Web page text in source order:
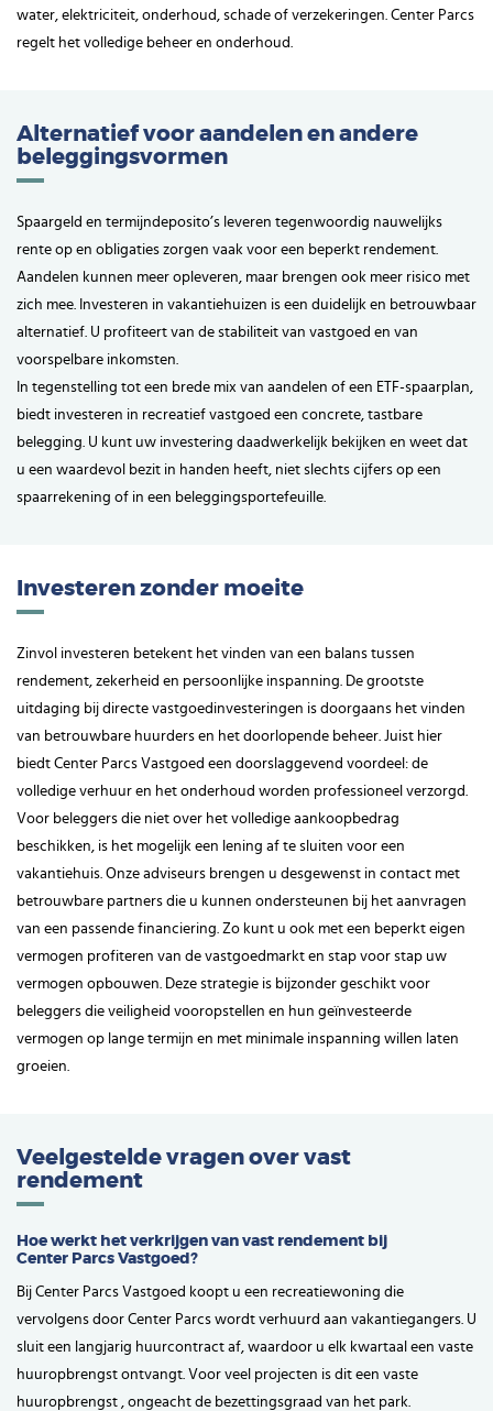
water, elektriciteit, onderhoud, schade of verzekeringen. Center Parcs
regelt het volledige beheer en onderhoud.
Alternatief voor aandelen en andere
beleggingsvormen
Spaargeld en termijndeposito’s leveren tegenwoordig nauwelijks
rente op en obligaties zorgen vaak voor een beperkt rendement.
Aandelen kunnen meer opleveren, maar brengen ook meer risico met
zich mee. Investeren in vakantiehuizen is een duidelijk en betrouwbaar
alternatief. U profiteert van de stabiliteit van vastgoed en van
voorspelbare inkomsten.
In tegenstelling tot een brede mix van aandelen of een ETF-spaarplan,
biedt investeren in recreatief vastgoed een concrete, tastbare
belegging. U kunt uw investering daadwerkelijk bekijken en weet dat
u een waardevol bezit in handen heeft, niet slechts cijfers op een
spaarrekening of in een beleggingsportefeuille.
Investeren zonder moeite
Zinvol investeren betekent het vinden van een balans tussen
rendement, zekerheid en persoonlijke inspanning. De grootste
uitdaging bij directe vastgoedinvesteringen is doorgaans het vinden
van betrouwbare huurders en het doorlopende beheer. Juist hier
biedt Center Parcs Vastgoed een doorslaggevend voordeel: de
volledige verhuur en het onderhoud worden professioneel verzorgd.
Voor beleggers die niet over het volledige aankoopbedrag
beschikken, is het mogelijk een lening af te sluiten voor een
vakantiehuis. Onze adviseurs brengen u desgewenst in contact met
betrouwbare partners die u kunnen ondersteunen bij het aanvragen
van een passende financiering. Zo kunt u ook met een beperkt eigen
vermogen profiteren van de vastgoedmarkt en stap voor stap uw
vermogen opbouwen. Deze strategie is bijzonder geschikt voor
beleggers die veiligheid vooropstellen en hun geïnvesteerde
vermogen op lange termijn en met minimale inspanning willen laten
groeien.
Veelgestelde vragen over vast
rendement
Hoe werkt het verkrijgen van vast rendement bij
Center Parcs Vastgoed?
Bij Center Parcs Vastgoed koopt u een recreatiewoning die
vervolgens door Center Parcs wordt verhuurd aan vakantiegangers. U
sluit een langjarig huurcontract af, waardoor u elk kwartaal een vaste
huuropbrengst ontvangt. Voor veel projecten is dit een vaste
huuropbrengst , ongeacht de bezettingsgraad van het park.